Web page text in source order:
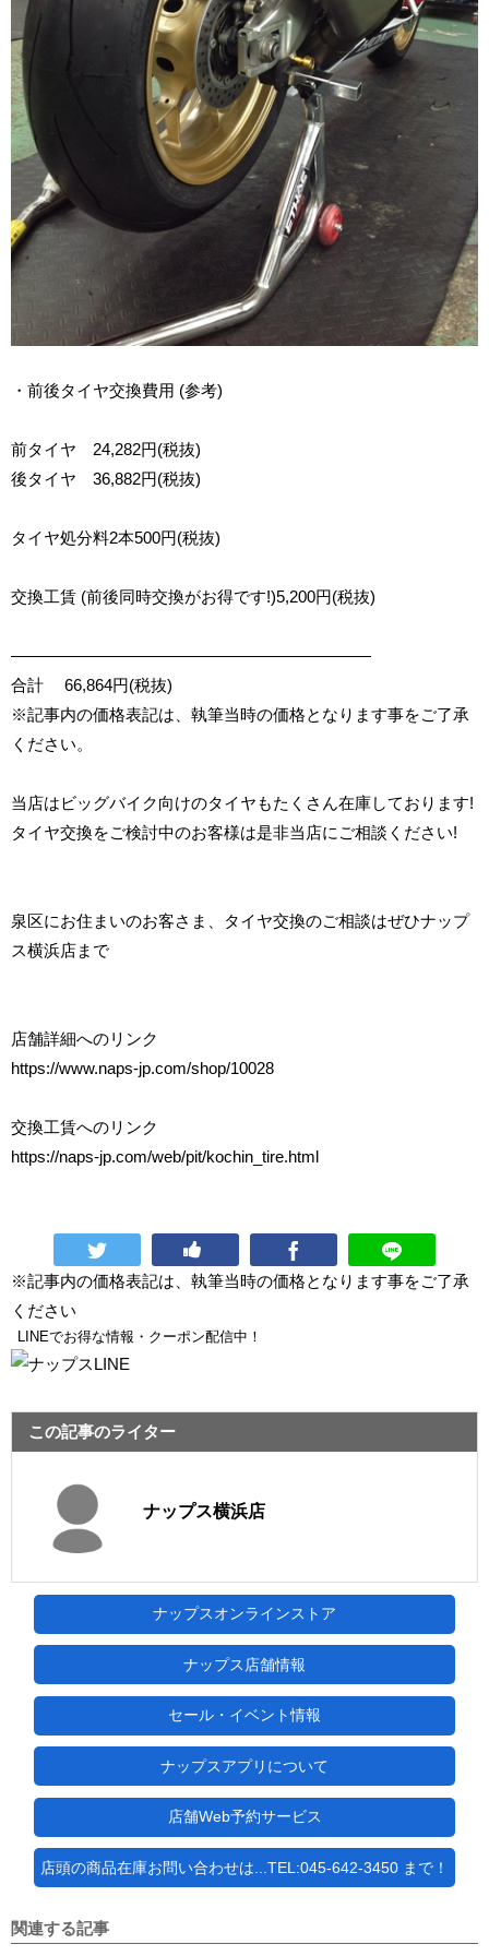
・前後タイヤ交換費用 (参考)
前タイヤ 24,282円(税抜)
後タイヤ 36,882円(税抜)
タイヤ処分料2本500円(税抜)
交換工賃 (前後同時交換がお得です!)5,200円(税抜)
――――――――――――――――――――――
合計 66,864円(税抜)
※記事内の価格表記は、執筆当時の価格となります事をご了承
ください。
当店はビッグバイク向けのタイヤもたくさん在庫しております!
タイヤ交換をご検討中のお客様は是非当店にご相談ください!
泉区にお住まいのお客さま、タイヤ交換のご相談はぜひナップ
ス横浜店まで
店舗詳細へのリンク
https://www.naps-jp.com/shop/10028
交換工賃へのリンク
https://naps-jp.com/web/pit/kochin_tire.html
※記事内の価格表記は、執筆当時の価格となります事をご了承
ください
LINEでお得な情報・クーポン配信中！
この記事のライター
ナップス横浜店
ナップスオンラインストア
ナップス店舗情報
セール・イベント情報
ナップスアプリについて
店舗Web予約サービス
店頭の商品在庫お問い合わせは...TEL:045-642-3450 まで！
関連する記事